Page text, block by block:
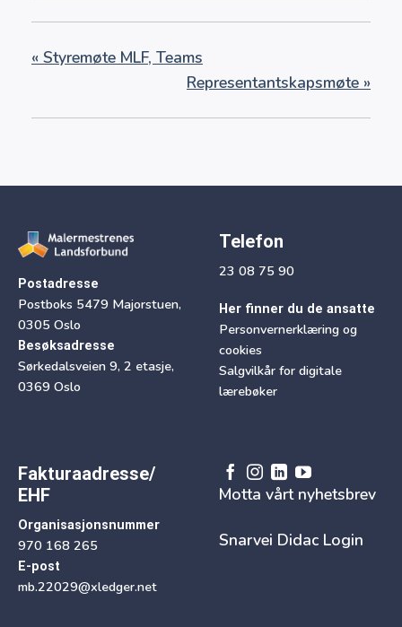
« Styremøte MLF, Teams
Representantskapsmøte »
Postadresse
Postboks 5479 Majorstuen,
0305 Oslo
Besøksadresse
Sørkedalsveien 9, 2 etasje,
0369 Oslo
Telefon
23 08 75 90
Her finner du de ansatte
Personvernerklæring og
cookies
Salgvilkår for digitale
lærebøker
Fakturaadresse/
EHF
Organisasjonsnummer
970 168 265
E-post
mb.22029@xledger.net
Motta vårt nyhetsbrev
Snarvei Didac Login